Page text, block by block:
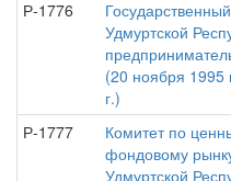
Р-1776
Удмуртской
(20 ноября 1995
г.)
Р-1777
Комитет по
фондовому
Удмуртской